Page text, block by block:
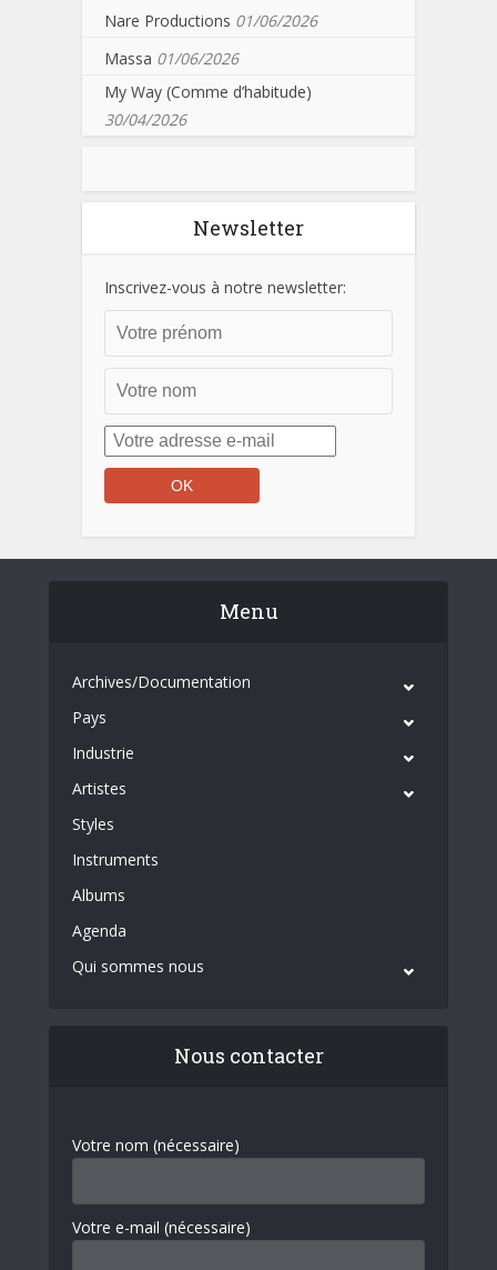
Nare Productions 01/06/2026
Massa 01/06/2026
My Way (Comme d’habitude)
30/04/2026
Newsletter
Inscrivez-vous à notre newsletter:
Menu
Archives/Documentation
Pays
Industrie
Artistes
Styles
Instruments
Albums
Agenda
Qui sommes nous
Nous contacter
Votre nom (nécessaire)
Votre e-mail (nécessaire)